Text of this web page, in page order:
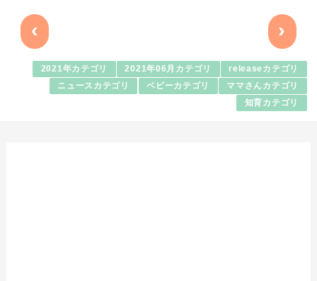
‹ ›
2021年カテゴリ 2021年06月カテゴリ releaseカテゴリ
ニュースカテゴリ ベビーカテゴリ ママさんカテゴリ
知育カテゴリ